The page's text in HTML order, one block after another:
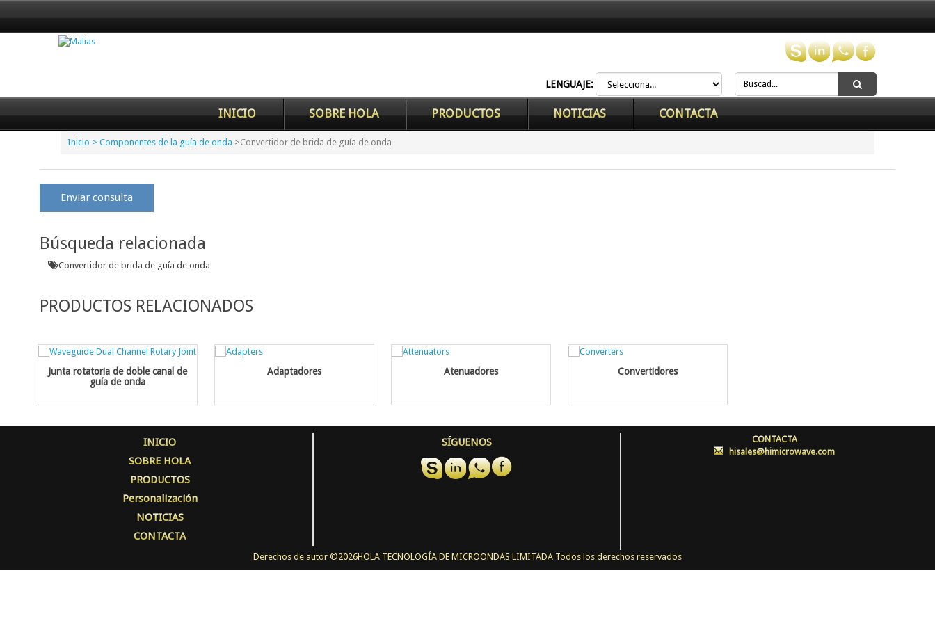
LENGUAJE:
INICIO SOBRE HOLA PRODUCTOS NOTICIAS CONTACTA
Inicio > Componentes de la guía de onda >Convertidor de brida de guía de onda
Enviar consulta
Búsqueda relacionada
Convertidor de brida de guía de onda
PRODUCTOS RELACIONADOS
Junta rotatoria de doble canal de
guía de onda
Adaptadores Atenuadores Convertidores
INICIO
SOBRE HOLA
PRODUCTOS
Personalización
NOTICIAS
CONTACTA
SÍGUENOS
CONTACTA
:hisales@himicrowave.com
Derechos de autor ©2026HOLA TECNOLOGÍA DE MICROONDAS LIMITADA Todos los derechos reservados